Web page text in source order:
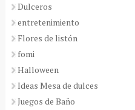
Dulceros
entretenimiento
Flores de listón
fomi
Halloween
Ideas Mesa de dulces
Juegos de Baño